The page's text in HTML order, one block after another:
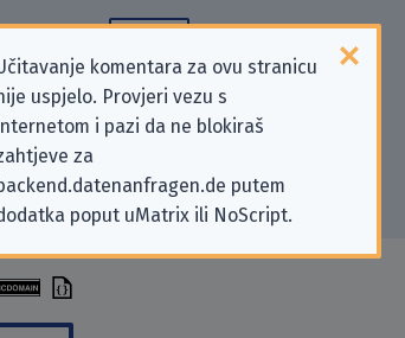
komentara za ovu stranicu
uspjelo. Provjeri vezu s
i pazi da ne blokiraš
za
putem
poput uMatrix ili NoScript.
in